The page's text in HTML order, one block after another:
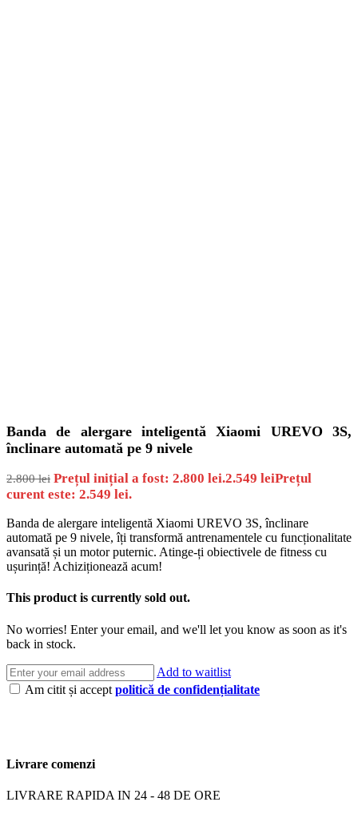
Banda de alergare inteligentă Xiaomi UREVO 3S,
înclinare automată pe 9 nivele
2.800lei Prețul inițial a fost: 2.800 lei.2.549 leiPrețul
curent este: 2.549 lei.
Banda de alergare inteligentă Xiaomi UREVO 3S, înclinare
automată pe 9 nivele, îți transformă antrenamentele cu funcționalitate
avansată și un motor puternic. Atinge-ți obiectivele de fitness cu
ușurință! Achiziționează acum!
This product is currently sold out.
No worries! Enter your email, and we'll let you know as soon as it's
back in stock.
Add to waitlist
Am citit și accept politică de confidențialitate
Livrare comenzi
LIVRARE RAPIDA IN 24 - 48 DE ORE